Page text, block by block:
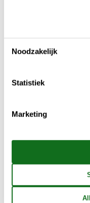
6 personen
Kies
Noodzakelijk
Statistiek
Marketing